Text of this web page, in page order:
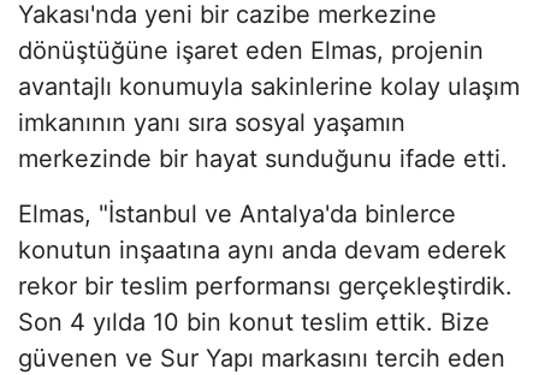
Yakası'nda yeni bir cazibe merkezine
dönüştüğüne işaret eden Elmas, projenin
avantajlı konumuyla sakinlerine kolay ulaşım
imkanının yanı sıra sosyal yaşamın
merkezinde bir hayat sunduğunu ifade etti.
Elmas, "İstanbul ve Antalya'da binlerce
konutun inşaatına aynı anda devam ederek
rekor bir teslim performansı gerçekleştirdik.
Son 4 yılda 10 bin konut teslim ettik. Bize
güvenen ve Sur Yapı markasını tercih eden